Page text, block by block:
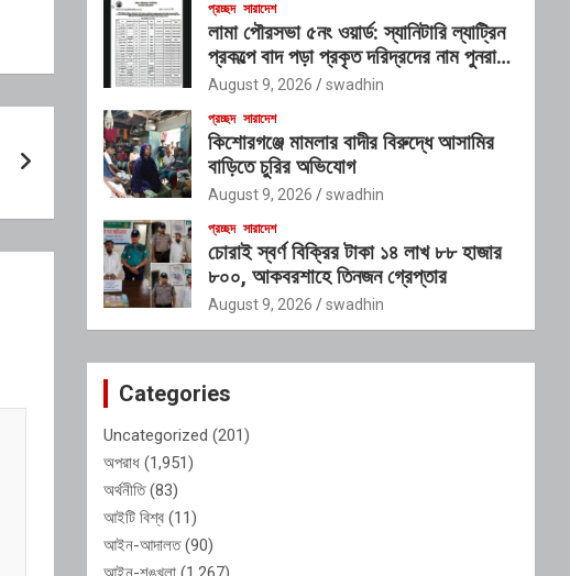
প্রচ্ছদ সারাদেশ
লামা পৌরসভা ৫নং ওয়ার্ড: স্যানিটারি ল্যাট্রিন
প্রকল্পে বাদ পড়া প্রকৃত দরিদ্রদের নাম পুনরায়
তালিকাভুক্ত করার আহ্বান
August 9, 2026 swadhin
প্রচ্ছদ সারাদেশ
কিশোরগঞ্জে মামলার বাদীর বিরুদ্ধে আসামির
বাড়িতে চুরির অভিযোগ
August 9, 2026 swadhin
প্রচ্ছদ সারাদেশ
চোরাই স্বর্ণ বিক্রির টাকা ১৪ লাখ ৮৮ হাজার
৮০০, আকবরশাহে তিনজন গ্রেপ্তার
August 9, 2026 swadhin
Categories
Uncategorized (201)
অপরাধ (1,951)
অর্থনীতি(83)
আইটি বিশ্ব (11)
আইন-আদালত(90)